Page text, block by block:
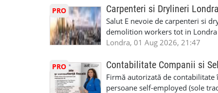
oră pauză de masă) •
saptaminal fara garantie sau
de 1/sapt) -tel- 07440366084
PRO Carpenteri si Drylineri Londra
Salut E nevoie de carpenteri si
demolition workers tot in
Londra, 01 Aug 2026, 21:47
PRO Contabilitate Companii si
Firmă autorizată de contabilitate
persoane self-employed (sole